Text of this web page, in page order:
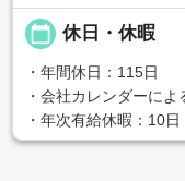
calendar_today 休日・休暇
・年間休日：115日
・会社カレンダーによ
・年次有給休暇：10日